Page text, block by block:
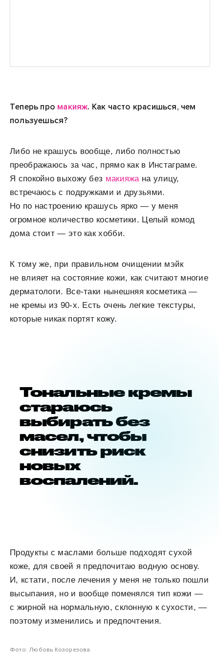
Теперь про макияж. Как часто красишься, чем
пользуешься?
Либо не крашусь вообще, либо полностью
преображаюсь за час, прямо как в Инстаграме.
Я спокойно выхожу без макияжана улицу,
встречаюсь с подружками и друзьями.
Но по настроению крашусь ярко — у меня
огромное количество косметики. Целый комод
дома стоит — это как хобби.
К тому же, при правильном очищении мэйк
не влияет на состояние кожи, как считают многие
дерматологи. Все-таки нынешняя косметика —
не кремы из 90-х. Есть очень легкие текстуры,
которые никак портят кожу.
Тональные кремы
стараюсь
выбирать без
масел, чтобы
снизить риск
новых
воспалений.
Продукты с маслами больше подходят сухой
коже, для своей я предпочитаю водную основу.
И, кстати, после лечения у меня не только пошли
высыпания, но и вообще поменялся тип кожи —
с жирной на нормальную, склонную к сухости, —
поэтому изменились и предпочтения.
Фото: Любовь Козорезова